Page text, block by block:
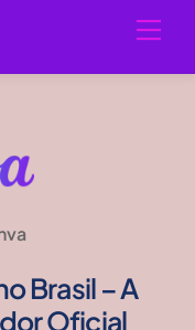
Brasil – A
Oficial